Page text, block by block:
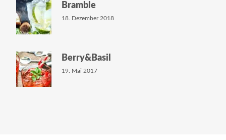
Bramble
18. Dezember 2018
Berry&Basil
19. Mai 2017